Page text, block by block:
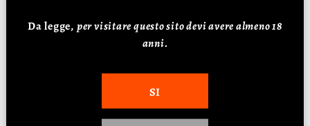
Da legge, per visitare questo sito devi avere almeno 18
anni.
SI